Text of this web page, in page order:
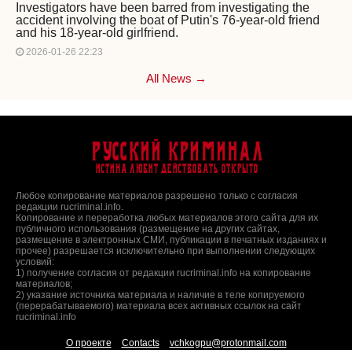
Investigators have been barred from investigating the
accident involving the boat of Putin's 76-year-old friend
and his 18-year-old girlfriend.
2026-01-26 22:23
All News →
Русский Криминал
Истина любит действовать открыто
Любое копирование материалов разрешено только с согласия
редакции rucriminal.info.
Копирование и переработка любых материалов этого сайта для их
публичного использования (размещение на других сайтах,
размещение в электронных СМИ, публикации в печатных изданиях и
прочее) разрешается исключительно при выполнении следующих
условий:
1) получение согласия от редакции rucriminal.info на копирование
материалов;
2) указание источника материала и наличие в теле копируемого
(перерабатываемого) материала всех активных ссылок на сайт
rucriminal.info
О проекте Contacts vchkogpu@protonmail.com